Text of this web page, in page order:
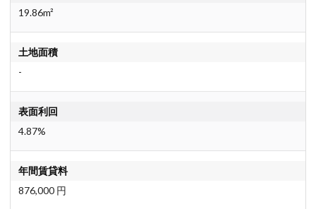
19.86m²
土地面積
-
表面利回
4.87%
年間賃貸料
876,000 円